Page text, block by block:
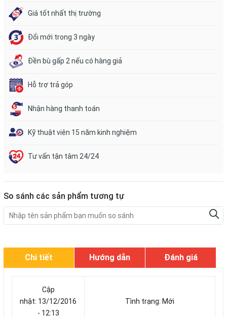
Giá tốt nhất thị trường
Đổi mới trong 3 ngày
Đền bù gấp 2 nếu có hàng giả
Hỗ trợ trả góp
Nhận hàng thanh toán
Kỹ thuật viên 15 năm kinh nghiệm
Tư vấn tận tâm 24/24
So sánh các sản phẩm tương tự
Chi tiết Hướng dẫn Đánh giá
Cập
nhật: 13/12/2016
- 12:13
Tình trạng: Mới